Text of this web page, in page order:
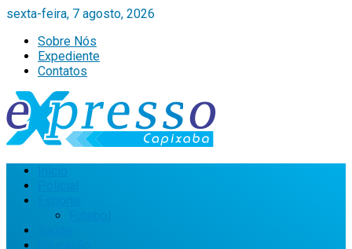
sexta-feira, 7 agosto, 2026
Sobre Nós
Expediente
Contatos